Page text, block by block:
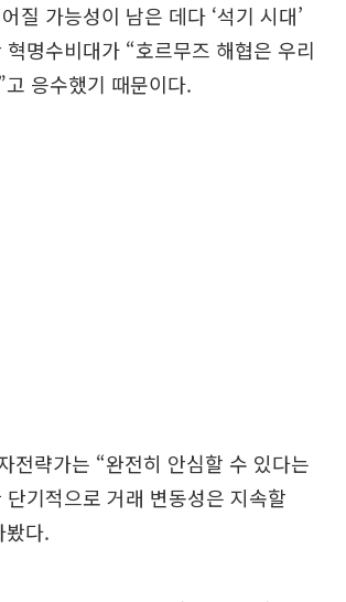
질 가능성이 남은 데다 ‘석기 시대’
명수비대가 “호르무즈 해협은 우리
응수했기 때문이다.
전략가는 “완전히 안심할 수 있다는
기적으로 거래 변동성은 지속할
봤다.